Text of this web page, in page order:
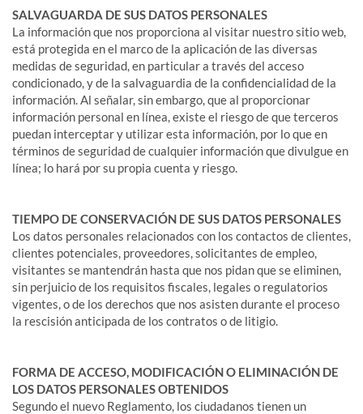
SALVAGUARDA DE SUS DATOS PERSONALES
La información que nos proporciona al visitar nuestro sitio web,
está protegida en el marco de la aplicación de las diversas
medidas de seguridad, en particular a través del acceso
condicionado, y de la salvaguardia de la confidencialidad de la
información. Al señalar, sin embargo, que al proporcionar
información personal en línea, existe el riesgo de que terceros
puedan interceptar y utilizar esta información, por lo que en
términos de seguridad de cualquier información que divulgue en
línea; lo hará por su propia cuenta y riesgo.
TIEMPO DE CONSERVACIÓN DE SUS DATOS PERSONALES
Los datos personales relacionados con los contactos de clientes,
clientes potenciales, proveedores, solicitantes de empleo,
visitantes se mantendrán hasta que nos pidan que se eliminen,
sin perjuicio de los requisitos fiscales, legales o regulatorios
vigentes, o de los derechos que nos asisten durante el proceso
la rescisión anticipada de los contratos o de litigio.
FORMA DE ACCESO, MODIFICACIÓN O ELIMINACIÓN DE
LOS DATOS PERSONALES OBTENIDOS
Segundo el nuevo Reglamento, los ciudadanos tienen un